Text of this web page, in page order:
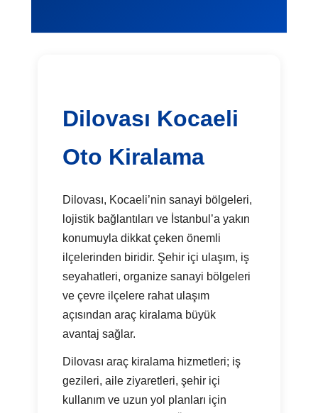
Dilovası Kocaeli
Oto Kiralama
Dilovası, Kocaeli’nin sanayi bölgeleri,
lojistik bağlantıları ve İstanbul’a yakın
konumuyla dikkat çeken önemli
ilçelerinden biridir. Şehir içi ulaşım, iş
seyahatleri, organize sanayi bölgeleri
ve çevre ilçelere rahat ulaşım
açısından araç kiralama büyük
avantaj sağlar.
Dilovası araç kiralama hizmetleri; iş
gezileri, aile ziyaretleri, şehir içi
kullanım ve uzun yol planları için